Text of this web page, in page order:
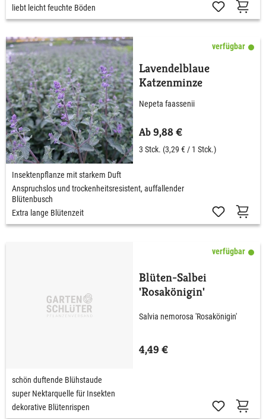
liebt leicht feuchte Böden
verfügbar
Lavendelblaue
Katzenminze
Nepeta faassenii
Ab 9,88 €
3 Stck. (3,29 € / 1 Stck.)
Insektenpflanze mit starkem Duft
Anspruchslos und trockenheitsresistent, auffallender
Blütenbusch
Extra lange Blütenzeit
verfügbar
Blüten-Salbei
'Rosakönigin'
Salvia nemorosa 'Rosakönigin'
4,49 €
schön duftende Blühstaude
super Nektarquelle für Insekten
dekorative Blütenrispen